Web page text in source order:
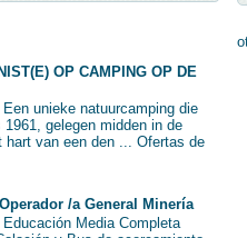
OP CAMPING OP DE
unieke natuurcamping die
gelegen midden in de
hart van een den ... Ofertas de
/a General Minería
Media Completa